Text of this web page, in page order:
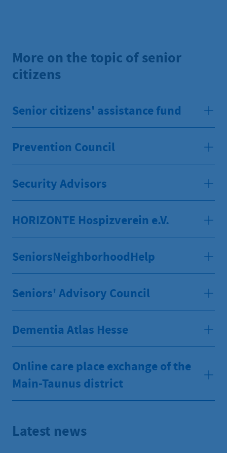
More on the topic of senior
citizens
Senior citizens' assistance fund
Prevention Council
Security Advisors
HORIZONTE Hospizverein e.V.
SeniorsNeighborhoodHelp
Seniors' Advisory Council
Dementia Atlas Hesse
Online care place exchange of the
Main-Taunus district
Latest news